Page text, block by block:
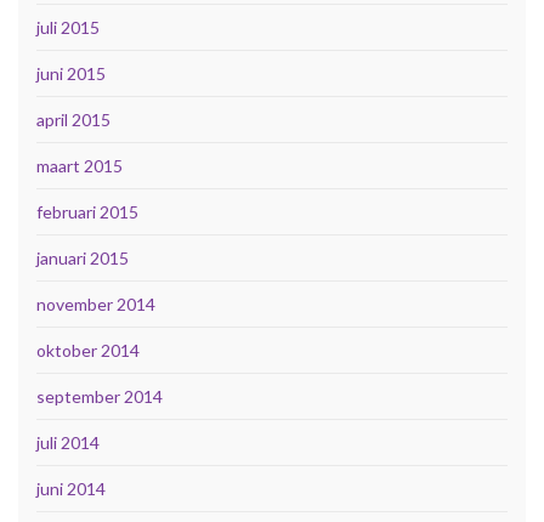
juli 2015
juni 2015
april 2015
maart 2015
februari 2015
januari 2015
november 2014
oktober 2014
september 2014
juli 2014
juni 2014